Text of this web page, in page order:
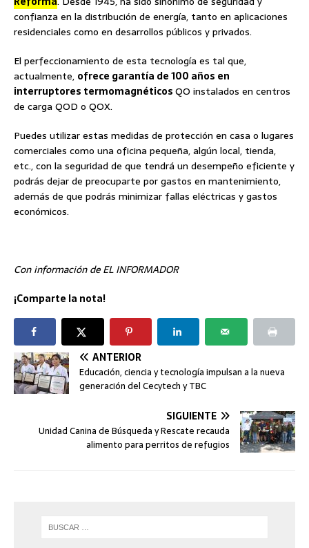
confianza en la distribución de energía, tanto en aplicaciones
residenciales como en desarrollos públicos y privados.
El perfeccionamiento de esta tecnología es tal que,
actualmente, ofrece garantía de 100 años en
interruptores termomagnéticosQO instalados en centros
de carga QOD o QOX.
Puedes utilizar estas medidas de protección en casa o lugares
comerciales como una oficina pequeña, algún local, tienda,
etc., con la seguridad de que tendrá un desempeño eficiente y
podrás dejar de preocuparte por gastos en mantenimiento,
además de que podrás minimizar fallas eléctricas y gastos
económicos.
Con información de EL INFORMADOR
¡Comparte la nota!
ANTERIOR
Educación, ciencia y tecnología impulsan a la nueva
generación del Cecytech y TBC
SIGUIENTE
Unidad Canina de Búsqueda y Rescate recauda
alimento para perritos de refugios